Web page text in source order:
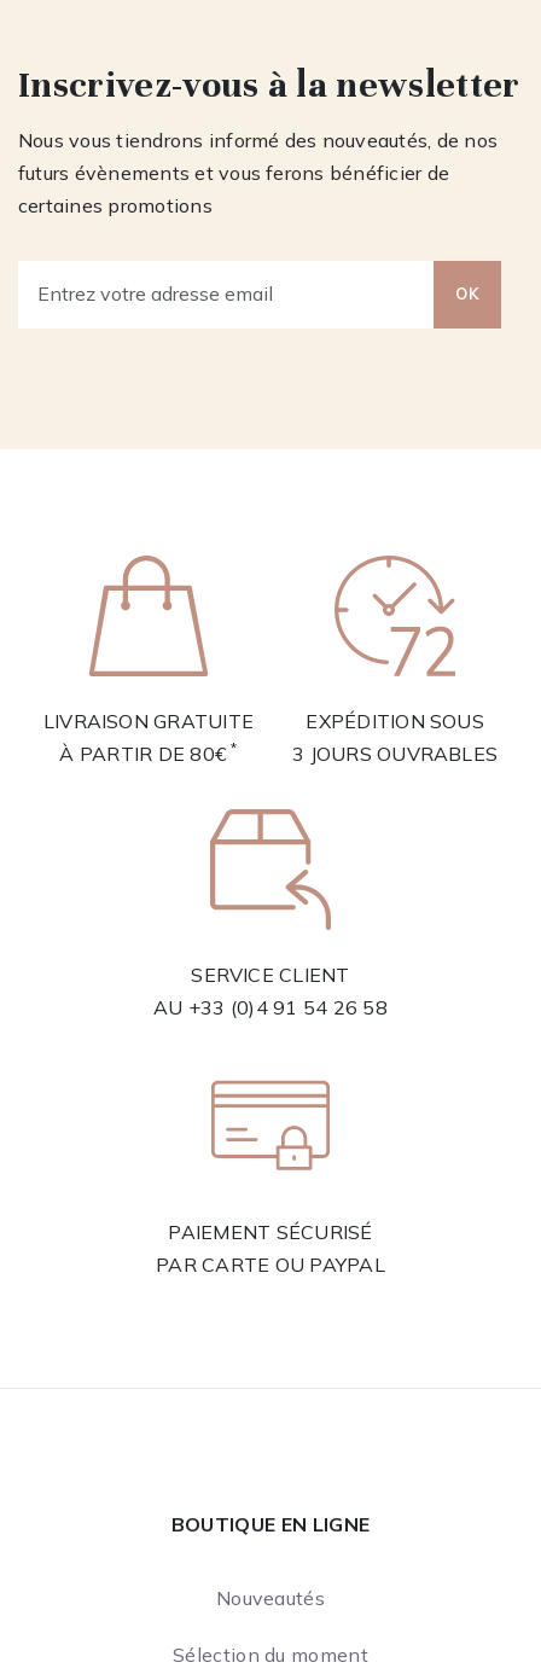
Inscrivez-vous à la newsletter
Nous vous tiendrons informé des nouveautés, de nos
futurs évènements et vous ferons bénéficier de
certaines promotions
OK
LIVRAISON GRATUITE
À PARTIR DE 80€*
EXPÉDITION SOUS
3 JOURS OUVRABLES
SERVICE CLIENT
AU +33 (0)4 91 54 26 58
PAIEMENT SÉCURISÉ
PAR CARTE OU PAYPAL
BOUTIQUE EN LIGNE
Nouveautés
Sélection du moment